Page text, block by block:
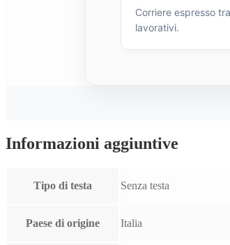
Corriere espresso
lavorativi.
Informazioni aggiuntive
Tipo di testa Senza testa
Paese di origine Italia